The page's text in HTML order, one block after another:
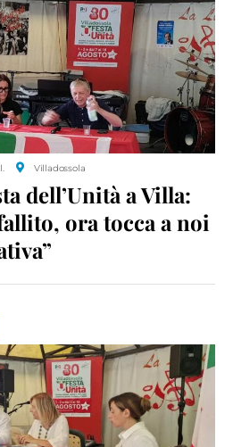
Villadossola
dell’Unità a Villa:
ora tocca a noi